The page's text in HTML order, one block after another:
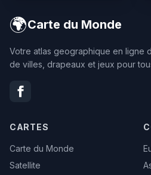
🌍Carte du Monde
Votre atlas geographique en ligne
de villes, drapeaux et jeux pour
CARTES
Carte du Monde
Satellite